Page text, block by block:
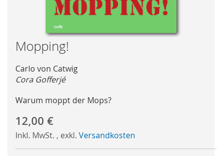
Skip
to
the
beginning
of
the
gallery
Mopping!
Carlo von Catwig
Cora Gofferjé
Warum moppt der Mops?
12,00 €
Inkl. MwSt. , exkl. Versandkosten